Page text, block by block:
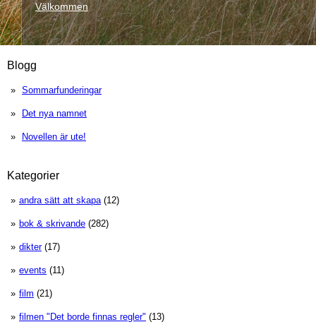
Välkommen
Blogg
Sommarfunderingar
Det nya namnet
Novellen är ute!
Kategorier
andra sätt att skapa(12)
bok & skrivande (282)
dikter(17)
events (11)
film (21)
filmen "Det borde finnas regler" (13)